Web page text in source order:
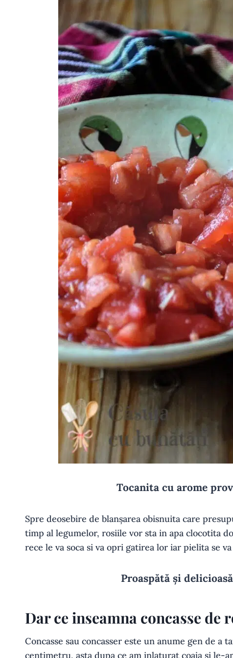
Tocanita cu arome
Spre deosebire de blanșarea obisnuita care
timp al legumelor, rosiile vor sta in apa clocotita
rece le va soca si va opri gatirea lor iar pielita se
Proaspătă și
Dar ce inseamna concasse de
Concasse sau concasser este un anume gen de a
centimetru, asta dupa ce am inlaturat coaja si le-